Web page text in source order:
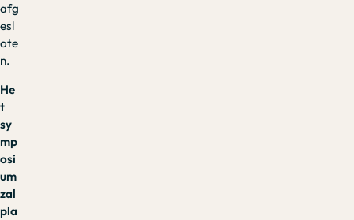
afg
esl
ote
n.
He
t
sy
mp
osi
um
zal
pla